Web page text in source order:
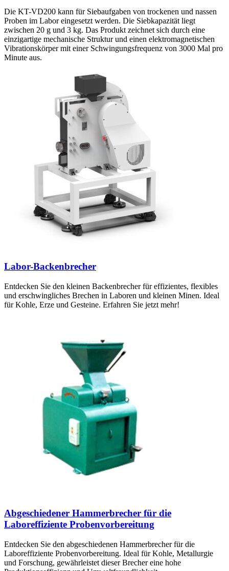
Die KT-VD200 kann für Siebaufgaben von trockenen und nassen
Proben im Labor eingesetzt werden. Die Siebkapazität liegt
zwischen 20 g und 3 kg. Das Produkt zeichnet sich durch eine
einzigartige mechanische Struktur und einen elektromagnetischen
Vibrationskörper mit einer Schwingungsfrequenz von 3000 Mal pro
Minute aus.
Labor-Backenbrecher
Entdecken Sie den kleinen Backenbrecher für effizientes, flexibles
und erschwingliches Brechen in Laboren und kleinen Minen. Ideal
für Kohle, Erze und Gesteine. Erfahren Sie jetzt mehr!
Abgeschiedener Hammerbrecher für die
Laboreffiziente Probenvorbereitung
Entdecken Sie den abgeschiedenen Hammerbrecher für die
Laboreffiziente Probenvorbereitung. Ideal für Kohle, Metallurgie
und Forschung, gewährleistet dieser Brecher eine hohe